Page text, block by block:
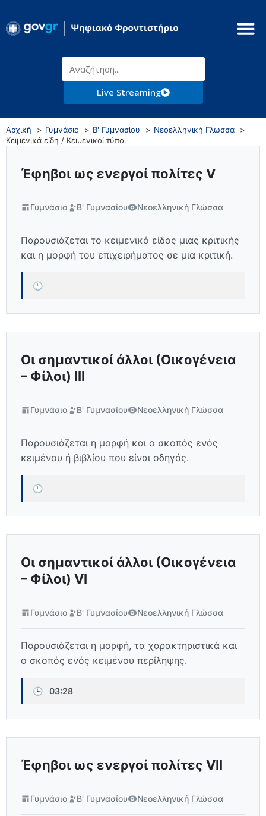
Live Streaming
Αρχική Γυμνάσιο Β' Γυμνασίου
Νεοελληνική Γλώσσα
Κειμενικά είδη / Κειμενικοί τύποι
Έφηβοι ως ενεργοί πολίτες V
Γυμνάσιο Β' Γυμνασίου Νεοελληνική Γλώσσα
Παρουσιάζεται το κειμενικό είδος μιας κριτικής
και η μορφή του επιχειρήματος σε μια κριτική.
🕒
Οι σημαντικοί άλλοι (Οικογένεια
– Φίλοι) III
Γυμνάσιο Β' Γυμνασίου Νεοελληνική Γλώσσα
Παρουσιάζεται η μορφή και ο σκοπός ενός
κειμένου ή βιβλίου που είναι οδηγός.
🕒
Οι σημαντικοί άλλοι (Οικογένεια
– Φίλοι) VI
Γυμνάσιο Β' Γυμνασίου Νεοελληνική Γλώσσα
Παρουσιάζεται η μορφή, τα χαρακτηριστικά και
ο σκοπός ενός κειμένου περίληψης.
🕒 03:28
Έφηβοι ως ενεργοί πολίτες VIΙ
Γυμνάσιο Β' Γυμνασίου Νεοελληνική Γλώσσα